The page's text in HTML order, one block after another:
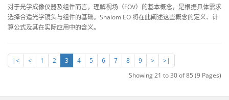
对于光学成像仪器及组件而言，理解视场（FOV）的基本概念，是根据具体需求
选择合适光学镜头与组件的基础。Shalom EO 将在此阐述这些概念的定义、计
算公式及其在实际应用中的含义。
|< < 1 2 3 4 5 6 7 8 9 >
>|
Showing 21 to 30 of 85 (9 Pages)